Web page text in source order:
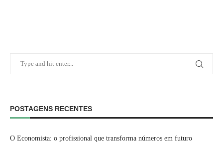
POSTAGENS RECENTES
O Economista: o profissional que transforma números em futuro